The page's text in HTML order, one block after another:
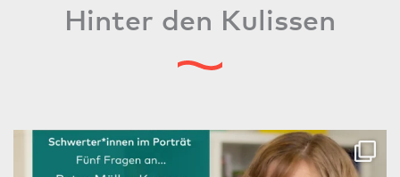
Hinter den Kulissen